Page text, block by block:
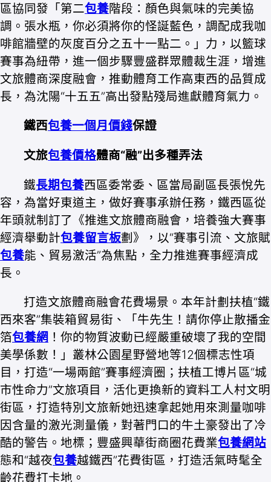
區協同發「第二包養階段：顏色與氣味的完美協
調。張水瓶，你必須將你的怪誕藍色，調配成我咖
啡館牆壁的灰度百分之五十一點二。」力，以籃球
賽事為紐帶，進一個步驟豐盛群眾體裁生涯，增進
文旅體商深度融會，推動體育工作高東西的品質成
長，為沈陽“十五五”高出發點殘局進獻體育氣力。
鐵西包養一個月價錢保證
文旅包養價格體商“融”出多種弄法
鐵長期包養西區委常委、區當局副區長張悅先
容，為當好東道主，做好賽事承辦任務，鐵西區從
年頭就制訂了《推進文旅體商融會，培養強大賽事
經濟舉動計包養留言板劃》，以“賽事引流、文旅賦
包養能、貿易激活”為焦點，全力推進賽事經濟成
長。
打造文旅體商融會花費場景。本年計劃扶植“鐵
西來客”集裝箱貿易街、「牛先生！請你停止散播金
箔包養網 ！你的物質波動已經嚴重破壞了我的空間
美學係數！」叢林公園星野營地等12個標志性項
目，打造“一場兩館”賽事經濟圈；扶植工博片區“城
市性命力”文旅項目，活化更換新的資料工人村文明
街區，打造特別文旅新她迅速拿起她用來測量咖啡
因含量的激光測量儀，對著門口的牛土豪發出了冷
酷的警告。地標；豐盛興華街商圈花費業包養網站
態和“越夜包養越鐵西”花費街區，打造活氣時髦全
齡花費打卡地。